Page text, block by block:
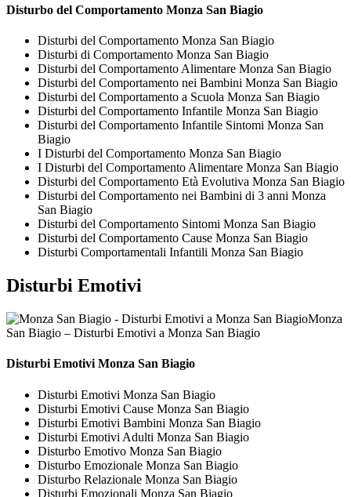
Disturbo del Comportamento Monza San Biagio
Disturbi del Comportamento Monza San Biagio
Disturbi di Comportamento Monza San Biagio
Disturbi del Comportamento Alimentare Monza San Biagio
Disturbi del Comportamento nei Bambini Monza San Biagio
Disturbi del Comportamento a Scuola Monza San Biagio
Disturbi del Comportamento Infantile Monza San Biagio
Disturbi del Comportamento Infantile Sintomi Monza San
Biagio
I Disturbi del Comportamento Monza San Biagio
I Disturbi del Comportamento Alimentare Monza San Biagio
Disturbi del Comportamento Età Evolutiva Monza San Biagio
Disturbi del Comportamento nei Bambini di 3 anni Monza
San Biagio
Disturbi del Comportamento Sintomi Monza San Biagio
Disturbi del Comportamento Cause Monza San Biagio
Disturbi Comportamentali Infantili Monza San Biagio
Disturbi Emotivi
Monza
San Biagio – Disturbi Emotivi a Monza San Biagio
Disturbi Emotivi Monza San Biagio
Disturbi Emotivi Monza San Biagio
Disturbi Emotivi Cause Monza San Biagio
Disturbi Emotivi Bambini Monza San Biagio
Disturbi Emotivi Adulti Monza San Biagio
Disturbo Emotivo Monza San Biagio
Disturbo Emozionale Monza San Biagio
Disturbo Relazionale Monza San Biagio
Disturbi Emozionali Monza San Biagio